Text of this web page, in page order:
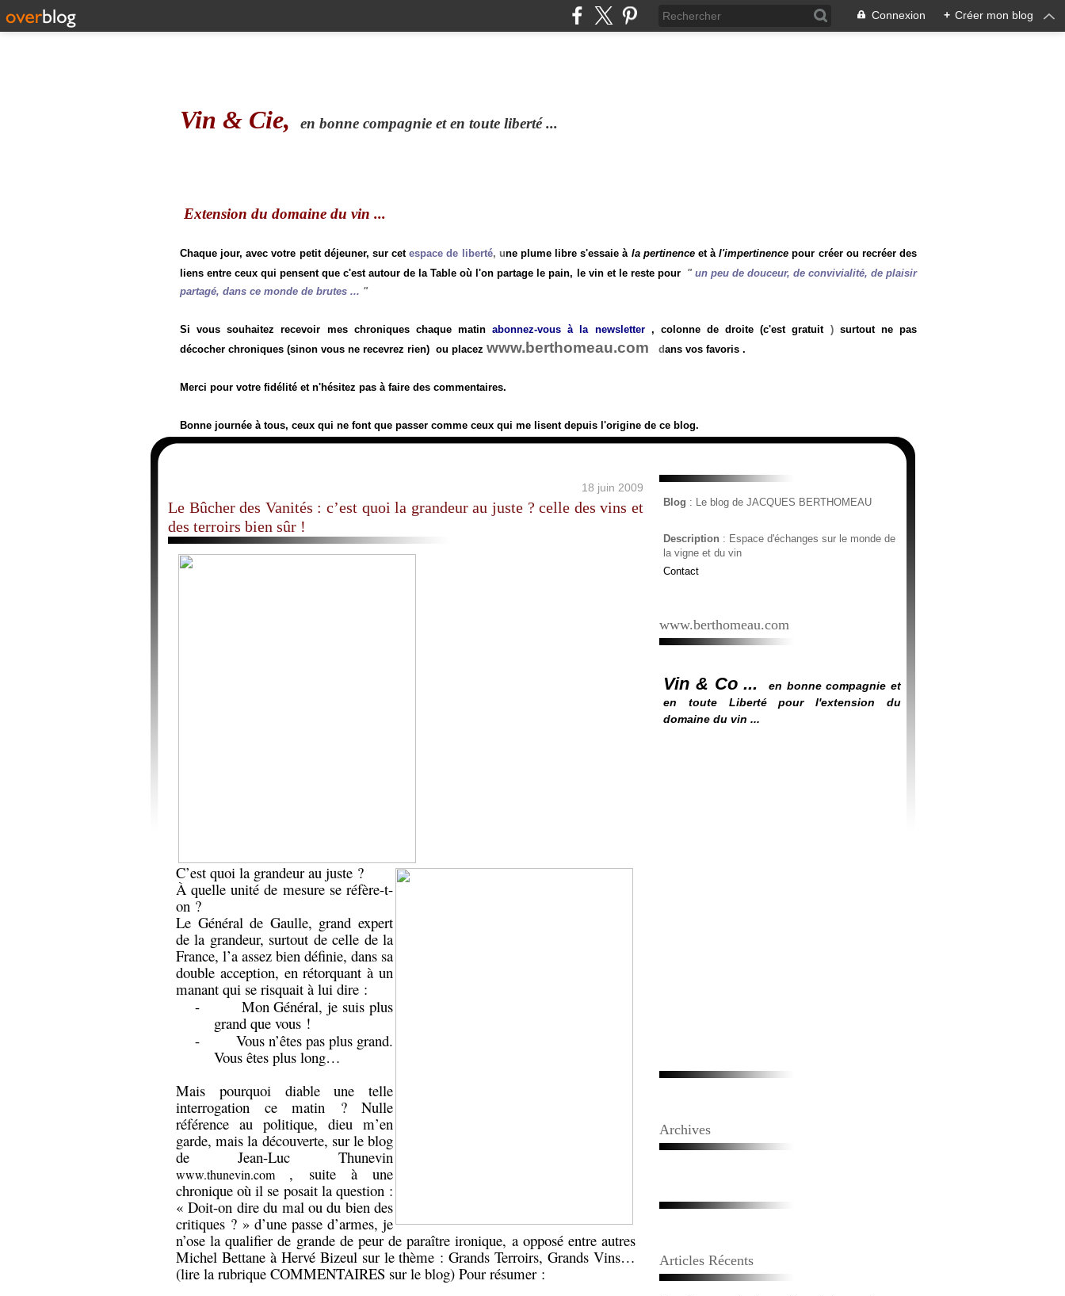
Connexion + Créer mon blog
Vin & Cie, en bonne compagnie et en toute liberté ...
Extension du domaine du vin ...
Chaque jour, avec votre petit déjeuner, sur cetespace de liberté, une plume libre s'essaie à la pertinenceet àl'impertinence pour créer ou recréer des
liens entre ceux qui pensent que c'est autour de la Table où l'on partage le pain, le vin et le reste pour "un peu de douceur, de convivialité, de plaisir
partagé, dans ce monde de brutes ... "
Si vous souhaitez recevoir mes chroniques chaque matinabonnez-vous à la newsletter, colonne de droite (c'est gratuit) surtout ne pas
décocher chroniques (sinon vous ne recevrez rien) ou placez www.berthomeau.com dans vos favoris .
Merci pour votre fidélité et n'hésitez pas à faire des commentaires.
Bonne journée à tous, ceux qui ne font que passer comme ceux qui me lisent depuis l'origine de ce blog.
18 juin 2009
Le Bûcher des Vanités : c’est quoi la grandeur au juste ? celle des vins et
des terroirs bien sûr !
C’est quoi la grandeur au juste ?
À quelle unité de mesure se réfère-t-
on ?
Le Général de Gaulle, grand expert
de la grandeur, surtout de celle de la
France, l’a assez bien définie, dans sa
double acception, en rétorquant à un
manant qui se risquait à lui dire :
-
Mon Général, je suis plus
grand que vous !
-
Vous n’êtes pas plus grand.
Vous êtes plus long…
Mais pourquoi diable une telle
interrogation ce matin ? Nulle
référence au politique, dieu m’en
garde, mais la découverte, sur le blog
de Jean-Luc Thunevin
www.thunevin.com
, suite à une
chronique où il se posait la question :
« Doit-on dire du mal ou du bien des
critiques ? » d’une passe d’armes, je
n’ose la qualifier de grande de peur de paraître ironique, a opposé entre autres
Michel Bettane à Hervé Bizeul sur le thème : Grands Terroirs, Grands Vins…
(lire la rubrique COMMENTAIRES sur le blog) Pour résumer :
Blog : Le blog de JACQUES BERTHOMEAU
Description : Espace d'échanges sur le monde de
la vigne et du vin
Contact
www.berthomeau.com
Vin & Co ...
en bonne compagnie et
en toute Liberté pour l'extension du
domaine du vin ...
Archives
Articles Récents